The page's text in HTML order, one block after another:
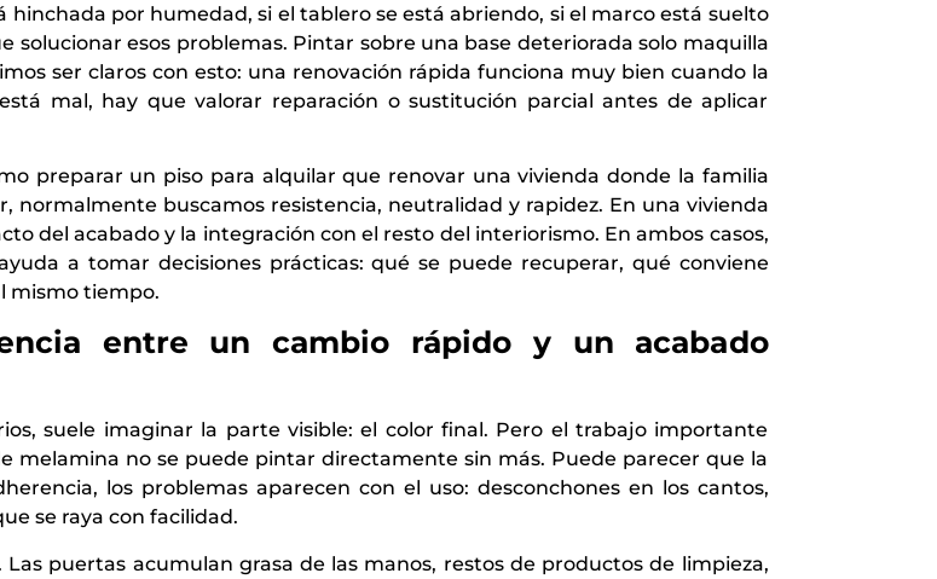
hinchada por humedad, si el tablero se está abriendo, si el marco está suelto
solucionar esos problemas. Pintar sobre una base deteriorada solo maquilla
ser claros con esto: una renovación rápida funciona muy bien cuando la
mal, hay que valorar reparación o sustitución parcial antes de aplicar
preparar un piso para alquilar que renovar una vivienda donde la familia
normalmente buscamos resistencia, neutralidad y rapidez. En una vivienda
del acabado y la integración con el resto del interiorismo. En ambos casos,
a tomar decisiones prácticas: qué se puede recuperar, qué conviene
mismo tiempo.
entre un cambio rápido y un acabado
suele imaginar la parte visible: el color final. Pero el trabajo importante
melamina no se puede pintar directamente sin más. Puede parecer que la
los problemas aparecen con el uso: desconchones en los cantos,
se raya con facilidad.
puertas acumulan grasa de las manos, restos de productos de limpieza,